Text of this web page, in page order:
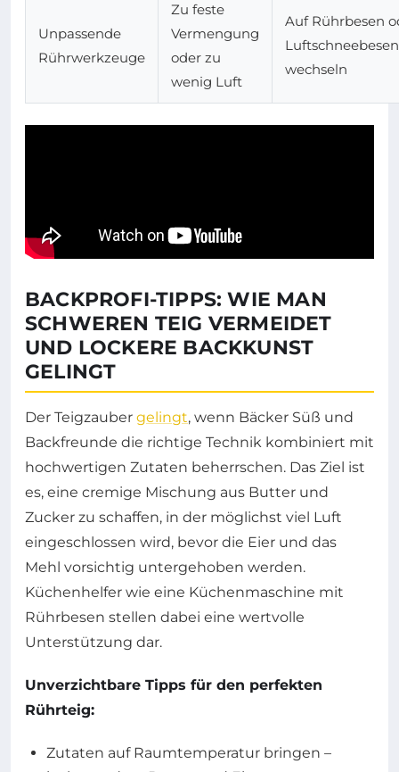
Unpassende
Rührwerkzeuge
Zu feste
Vermengung
oder zu
wenig Luft
Auf Rührbesen
Luftschneebesen
wechseln
BACKPROFI-TIPPS: WIE MAN
SCHWEREN TEIG VERMEIDET
UND LOCKERE BACKKUNST
GELINGT
Der Teigzauber gelingt, wenn Bäcker Süß und
Backfreunde die richtige Technik kombiniert mit
hochwertigen Zutaten beherrschen. Das Ziel ist
es, eine cremige Mischung aus Butter und
Zucker zu schaffen, in der möglichst viel Luft
eingeschlossen wird, bevor die Eier und das
Mehl vorsichtig untergehoben werden.
Küchenhelfer wie eine Küchenmaschine mit
Rührbesen stellen dabei eine wertvolle
Unterstützung dar.
Unverzichtbare Tipps für den perfekten
Rührteig:
Zutaten auf Raumtemperatur bringen –